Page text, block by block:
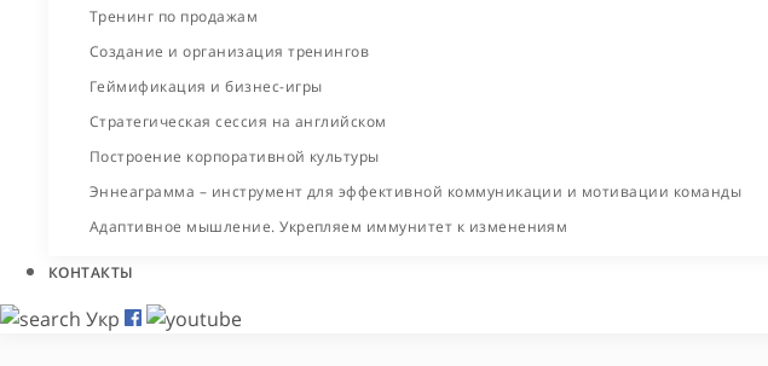
Тренинг по продажам
Создание и организация тренингов
Геймификация и бизнес-игры
Стратегическая сессия на английском
Построение корпоративной культуры
Эннеаграмма – инструмент для эффективной коммуникации и мотивации команды
Адаптивное мышление. Укрепляем иммунитет к изменениям
КОНТАКТЫ
Укр